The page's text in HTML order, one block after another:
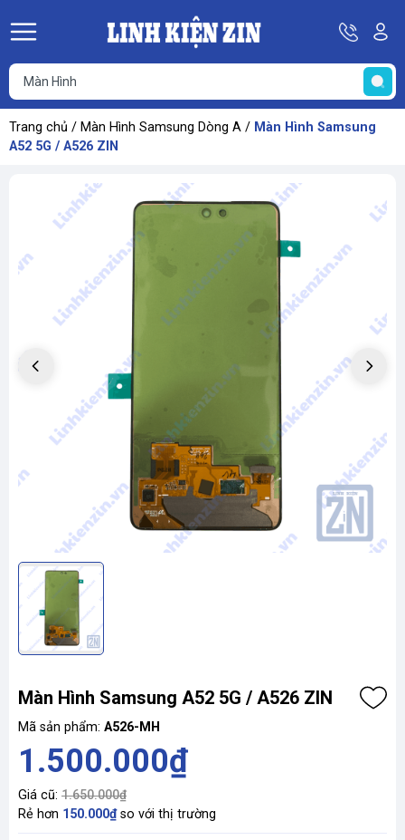
Hotline
08
69
67
68
69
Trang chủ / Màn Hình Samsung Dòng A / Màn Hình Samsung
A52 5G / A526 ZIN
Màn Hình Samsung A52 5G / A526 ZIN
Mã sản phẩm: A526-MH
1.500.000₫
Giá cũ: 1.650.000₫
Rẻ hơn 150.000₫so với thị trường